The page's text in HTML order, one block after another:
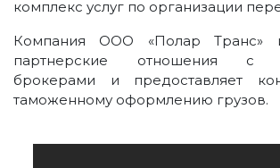
комплекс услуг по организации
Компания ООО «Полар Транс»
партнерские отношения с
брокерами и предоставляет
таможенному оформлению грузов.